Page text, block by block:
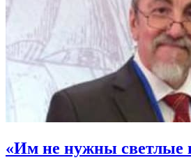
«Им не нужны светлые